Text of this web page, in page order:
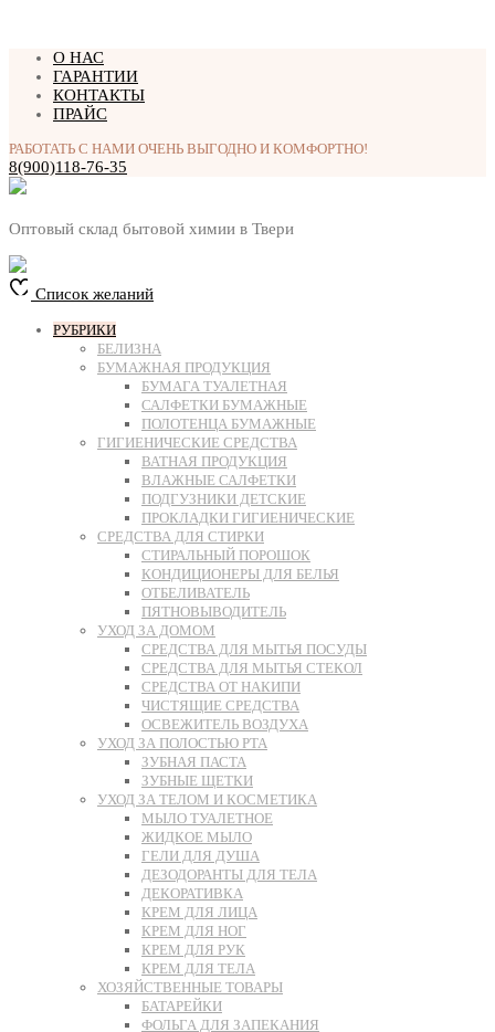
Перейти
содержимому
О НАС
ГАРАНТИИ
КОНТАКТЫ
ПРАЙС
РАБОТАТЬ С НАМИ ОЧЕНЬ ВЫГОДНО И КОМФОРТНО!
8(900)118-76-35
Оптовый склад бытовой химии в Твери
Список желаний
РУБРИКИ
БЕЛИЗНА
БУМАЖНАЯ ПРОДУКЦИЯ
БУМАГА ТУАЛЕТНАЯ
САЛФЕТКИ БУМАЖНЫЕ
ПОЛОТЕНЦА БУМАЖНЫЕ
ГИГИЕНИЧЕСКИЕ СРЕДСТВА
ВАТНАЯ ПРОДУКЦИЯ
ВЛАЖНЫЕ САЛФЕТКИ
ПОДГУЗНИКИ ДЕТСКИЕ
ПРОКЛАДКИ ГИГИЕНИЧЕСКИЕ
СРЕДСТВА ДЛЯ СТИРКИ
СТИРАЛЬНЫЙ ПОРОШОК
КОНДИЦИОНЕРЫ ДЛЯ БЕЛЬЯ
ОТБЕЛИВАТЕЛЬ
ПЯТНОВЫВОДИТЕЛЬ
УХОД ЗА ДОМОМ
СРЕДСТВА ДЛЯ МЫТЬЯ ПОСУДЫ
СРЕДСТВА ДЛЯ МЫТЬЯ СТЕКОЛ
СРЕДСТВА ОТ НАКИПИ
ЧИСТЯЩИЕ СРЕДСТВА
ОСВЕЖИТЕЛЬ ВОЗДУХА
УХОД ЗА ПОЛОСТЬЮ РТА
ЗУБНАЯ ПАСТА
ЗУБНЫЕ ЩЕТКИ
УХОД ЗА ТЕЛОМ И КОСМЕТИКА
МЫЛО ТУАЛЕТНОЕ
ЖИДКОЕ МЫЛО
ГЕЛИ ДЛЯ ДУША
ДЕЗОДОРАНТЫ ДЛЯ ТЕЛА
ДЕКОРАТИВКА
КРЕМ ДЛЯ ЛИЦА
КРЕМ ДЛЯ НОГ
КРЕМ ДЛЯ РУК
КРЕМ ДЛЯ ТЕЛА
ХОЗЯЙСТВЕННЫЕ ТОВАРЫ
БАТАРЕЙКИ
ФОЛЬГА ДЛЯ ЗАПЕКАНИЯ